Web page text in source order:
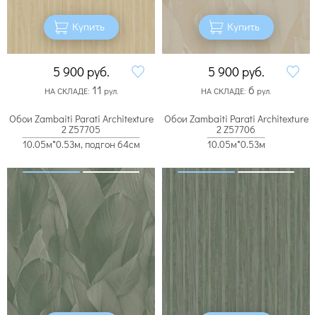
Купить
5 900 руб.
НА СКЛАДЕ: 11 рул.
Купить
5 900 руб.
НА СКЛАДЕ: 6 рул.
Обои Zambaiti Parati Architexture
2 Z57705
10.05м*0.53м, подгон 64см
Обои Zambaiti Parati Architexture
2 Z57706
10.05м*0.53м